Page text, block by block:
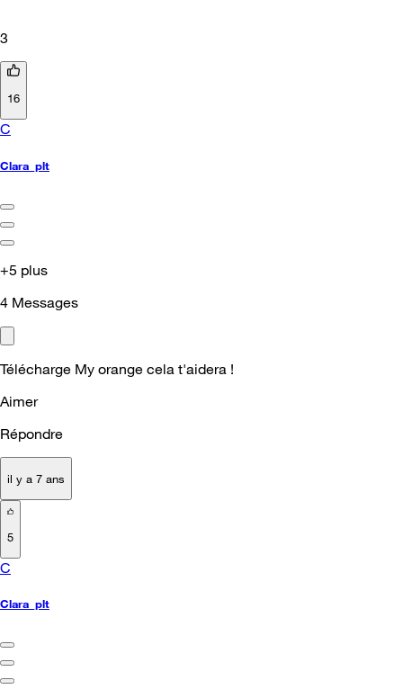
3
16
C
Clara_plt
+5 plus
4 Messages
Télécharge My orange cela t'aidera !
Aimer
Répondre
il y a 7 ans
5
C
Clara_plt